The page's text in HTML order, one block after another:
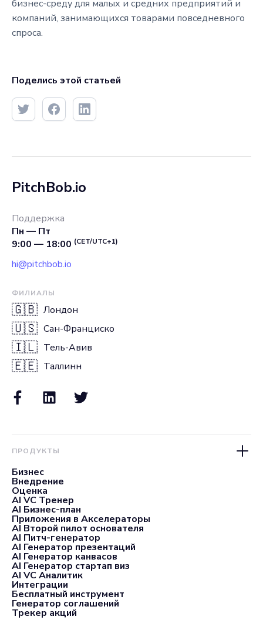
бизнес-среду для малых и средних предприятий и
компаний, занимающихся товарами повседневного
спроса.
Поделись этой статьей
PitchBob.io
Поддержка
Пн — Пт
9:00 — 18:00 (CET/UTC+1)
hi@pitchbob.io
ФИЛИАЛЫ
🇬🇧 Лондон
🇺🇸 Сан-Франциско
🇮🇱 Тель-Авив
🇪🇪 Таллинн
ПРОДУКТЫ
Бизнес
Внедрение
Оценка
AI VC Тренер
AI Бизнес-план
Приложения в Акселераторы
AI Второй пилот основателя
AI Питч-генератор
AI Генератор презентаций
AI Генератор канвасов
AI Генератор стартап виз
AI VC Аналитик
Интеграции
Бесплатный инструмент
Генератор соглашений
Трекер акций